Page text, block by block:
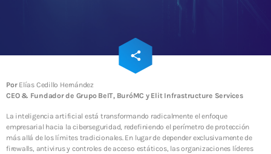
20 años de historia juntos
WEEK NEWS
Enfriamiento Inteligente: eficiencia energética y
sostenibilidad para operaciones resilientes
share
email
PorElías Cedillo Hernández
CEO & Fundador de Grupo BeIT, BuróMC y Elit Infrastructure Services
La inteligencia artificial está transformando radicalmente el enfoque
empresarial hacia la ciberseguridad, redefiniendo el perímetro de protección
más allá de los límites tradicionales. En lugar de depender exclusivamente de
firewalls, antivirus y controles de acceso estáticos, las organizaciones líderes